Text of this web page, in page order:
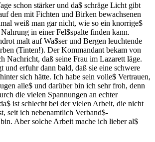
schon stärker und da$ schräge Licht gibt
den mit Fichten und Birken bewachsenen
weiß man gar nicht, wie so ein knorrige$
in einer Fel$spalte finden kann.
malt auf Wa$ser und Bergen leuchtende
(Tinten!). Der Kommandant bekam von
Nachricht, daß seine Frau im Lazarett läge.
und erfuhr dann bald, daß sie eine schwere
sich hätte. Ich habe sein volle$ Vertrauen,
alle$ und darüber bin ich sehr froh, denn
die vielen Spannungen an echter
ist schlecht bei der vielen Arbeit, die nicht
seit ich nebenamtlich Verband$-
Aber solche Arbeit mache ich lieber al$